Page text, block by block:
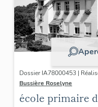
Dossier IA78000453 |
Bussière Roselyne
école primaire